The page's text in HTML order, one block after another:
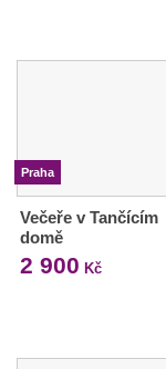
Praha
Večeře v Tančícím
domě
2 900 Kč